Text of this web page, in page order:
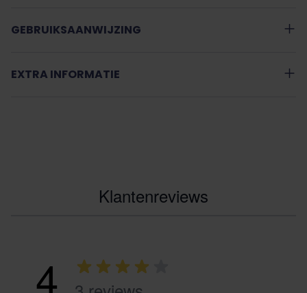
GEBRUIKSAANWIJZING
EXTRA INFORMATIE
Klantenreviews
4